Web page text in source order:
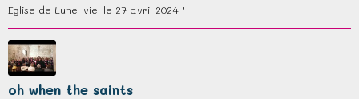
Eglise de Lunel viel le 27 avril 2024 "
oh when the saints